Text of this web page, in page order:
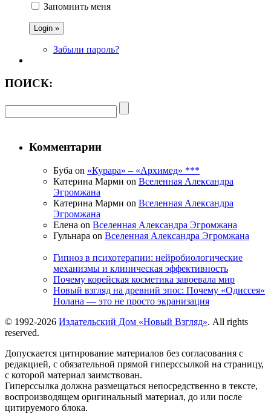
Запомнить меня
Забыли пароль?
ПОИСК:
Комментарии
Буба on «Курара» – «Архимед» ***
Катерина Марми on Вселенная Александра
Эгромжана
Катерина Марми on Вселенная Александра
Эгромжана
Елена on Вселенная Александра Эгромжана
Гульнара on Вселенная Александра Эгромжана
Гипноз в психотерапии: нейробиологические
механизмы и клиническая эффективность
Почему корейская косметика завоевала мир
Новый взгляд на древний эпос: Почему «Одиссея»
Нолана — это не просто экранизация
© 1992-2026 Издательский Дом «Новый Взгляд». All rights
reserved.
Допускается цитирование материалов без согласования с
редакцией, с обязательной прямой гиперссылкой на страницу,
с которой материал заимствован.
Гиперссылка должна размещаться непосредственно в тексте,
воспроизводящем оригинальный материал, до или после
цитируемого блока.